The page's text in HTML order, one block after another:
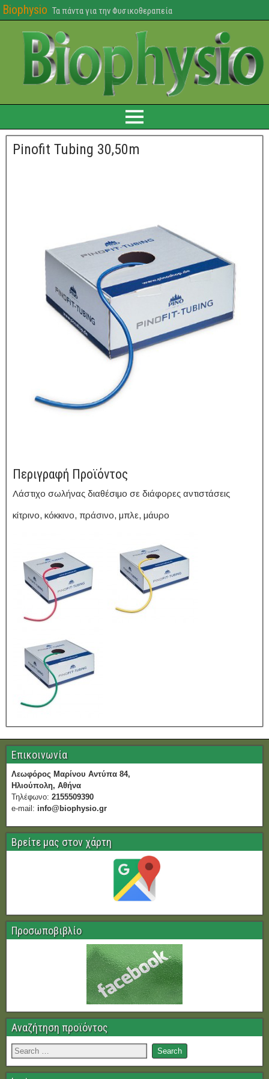
Biophysio Τα πάντα για την Φυσικοθεραπεία
Pinofit Tubing 30,50m
Περιγραφή Προϊόντος
Λάστιχο σωλήνας διαθέσιμο σε διάφορες αντιστάσεις
κίτρινο, κόκκινο, πράσινο, μπλε, μάυρο
Επικοινωνία
Λεωφόρος Μαρίνου Αντύπα 84,
Ηλιούπολη, Αθήνα
Τηλέφωνο: 2155509390
e-mail: info@biophysio.gr
Βρείτε μας στον χάρτη
Προσωποβιβλίο
Αναζήτηση προϊόντος